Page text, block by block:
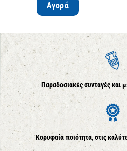
Αγορά
Παραδοσιακές συνταγές και
Κορυφαία ποιότητα, στις